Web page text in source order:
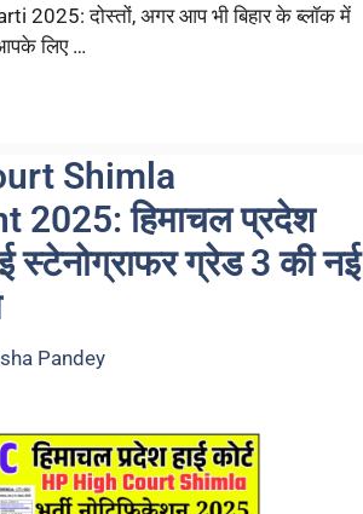
2025: दोस्तों, अगर आप भी बिहार के ब्लॉक में
आपके लिए …
Shimla
2025: हिमाचल प्रदेश
स्टेनोग्राफर ग्रेड 3 की नई
Pandey